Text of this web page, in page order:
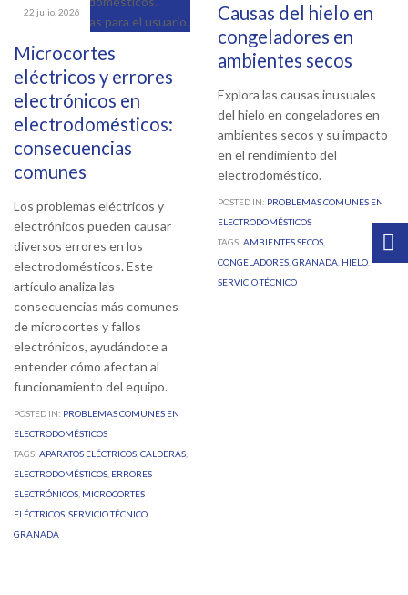
22 julio, 2026
Microcortes
eléctricos y errores
electrónicos en
electrodomésticos:
consecuencias
comunes
Los problemas eléctricos y
electrónicos pueden causar
diversos errores en los
electrodomésticos. Este
artículo analiza las
consecuencias más comunes
de microcortes y fallos
electrónicos, ayudándote a
entender cómo afectan al
funcionamiento del equipo.
POSTED IN: PROBLEMAS COMUNES EN
ELECTRODOMÉSTICOS
TAGS: APARATOS ELÉCTRICOS CALDERAS
ELECTRODOMÉSTICOS ERRORES
ELECTRÓNICOS MICROCORTES
ELÉCTRICOS SERVICIO TÉCNICO
GRANADA
Causas del hielo en
congeladores en
ambientes secos
Explora las causas inusuales
del hielo en congeladores en
ambientes secos y su impacto
en el rendimiento del
electrodoméstico.
POSTED IN: PROBLEMAS COMUNES EN
ELECTRODOMÉSTICOS
TAGS: AMBIENTES SECOS
CONGELADORES GRANADA HIELO
SERVICIO TÉCNICO